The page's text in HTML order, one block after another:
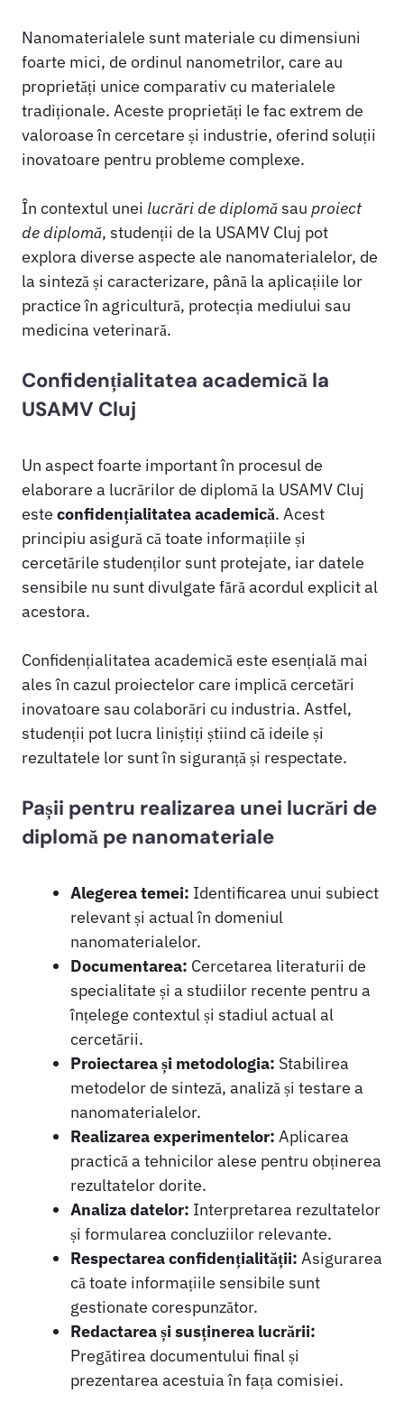
Nanomaterialele sunt materiale cu dimensiuni
foarte mici, de ordinul nanometrilor, care au
proprietăți unice comparativ cu materialele
tradiționale. Aceste proprietăți le fac extrem de
valoroase în cercetare și industrie, oferind soluții
inovatoare pentru probleme complexe.
În contextul unei lucrări de diplomăsau proiect
de diplomă, studenții de la USAMV Cluj pot
explora diverse aspecte ale nanomaterialelor, de
la sinteză și caracterizare, până la aplicațiile lor
practice în agricultură, protecția mediului sau
medicina veterinară.
Confidențialitatea academică la
USAMV Cluj
Un aspect foarte important în procesul de
elaborare a lucrărilor de diplomă la USAMV Cluj
este confidențialitatea academică. Acest
principiu asigură că toate informațiile și
cercetările studenților sunt protejate, iar datele
sensibile nu sunt divulgate fără acordul explicit al
acestora.
Confidențialitatea academică este esențială mai
ales în cazul proiectelor care implică cercetări
inovatoare sau colaborări cu industria. Astfel,
studenții pot lucra liniștiți știind că ideile și
rezultatele lor sunt în siguranță și respectate.
Pașii pentru realizarea unei lucrări de
diplomă pe nanomateriale
Alegerea temei: Identificarea unui subiect
relevant și actual în domeniul
nanomaterialelor.
Documentarea: Cercetarea literaturii de
specialitate și a studiilor recente pentru a
înțelege contextul și stadiul actual al
cercetării.
Proiectarea și metodologia: Stabilirea
metodelor de sinteză, analiză și testare a
nanomaterialelor.
Realizarea experimentelor: Aplicarea
practică a tehnicilor alese pentru obținerea
rezultatelor dorite.
Analiza datelor: Interpretarea rezultatelor
și formularea concluziilor relevante.
Respectarea confidențialității: Asigurarea
că toate informațiile sensibile sunt
gestionate corespunzător.
Redactarea și susținerea lucrării:
Pregătirea documentului final și
prezentarea acestuia în fața comisiei.